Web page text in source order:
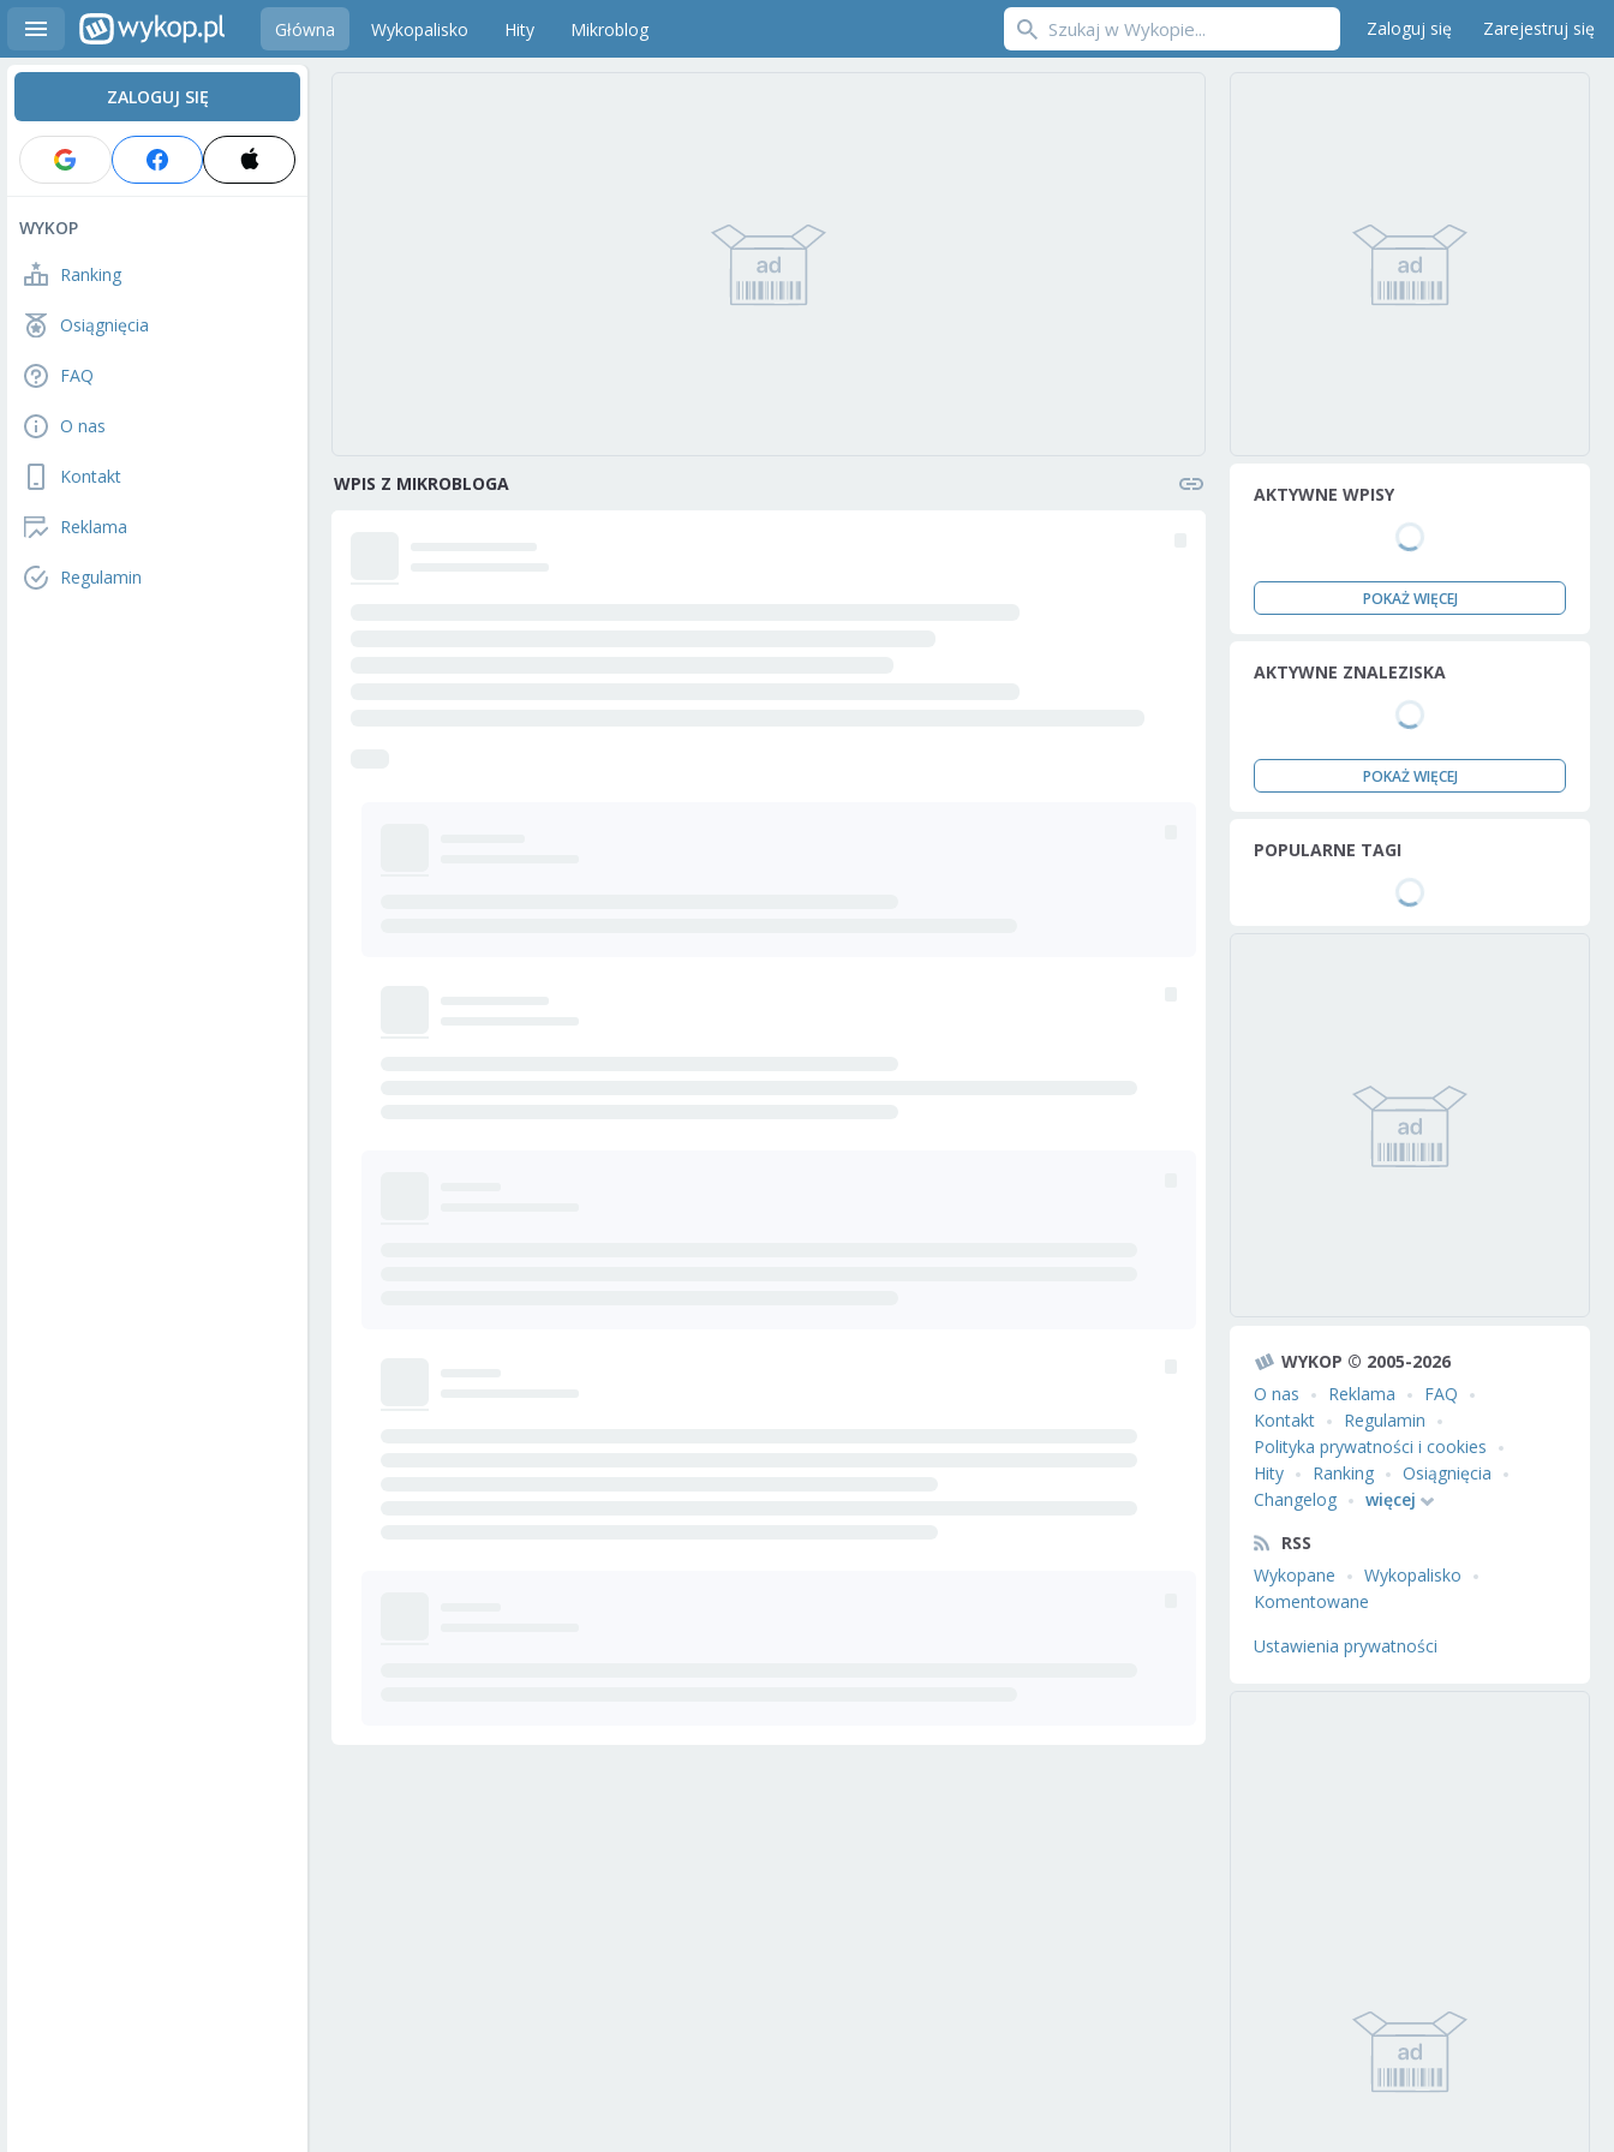
Główna Wykopalisko Hity Mikroblog Zaloguj się Zarejestruj się
ZALOGUJ SIĘ
WYKOP
Ranking
Osiągnięcia
FAQ
O nas
Kontakt
Reklama
Regulamin
WPIS Z MIKROBLOGA AKTYWNE WPISY
POKAŻ WIĘCEJ
AKTYWNE ZNALEZISKA
POKAŻ WIĘCEJ
POPULARNE TAGI
WYKOP © 2005-2026
O nas
Reklama
FAQ
Kontakt
Regulamin
Polityka prywatności i cookies
Hity
Ranking
Osiągnięcia
Changelog
więcej
RSS
Wykopane
Wykopalisko
Komentowane
Ustawienia prywatności